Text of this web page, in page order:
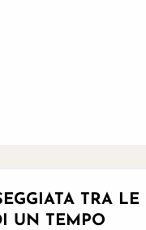
TRA LE
UN TEMPO